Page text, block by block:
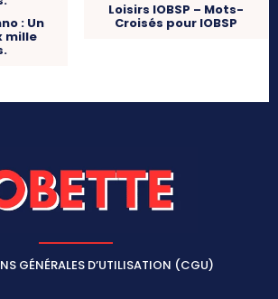
: Un
mille
Loisirs IOBSP – Mots-
Croisés pour IOBSP
GÉNÉRALES D’UTILISATION (CGU)